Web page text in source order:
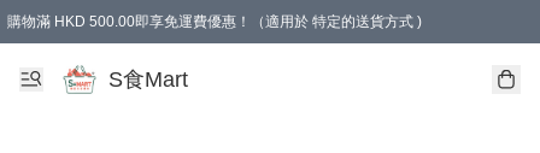
購物滿 HKD 500.00即享免運費優惠！（適用於 特定的送貨方式 )
S食Mart